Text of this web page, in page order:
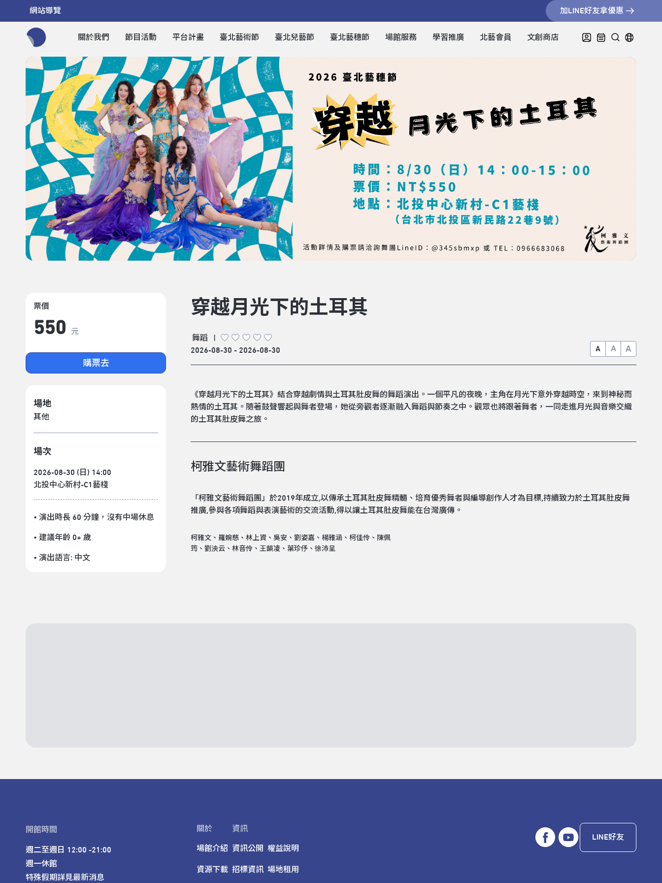
網站導覽 加LINE好友拿優惠
關於我們 節目活動 平台計畫 臺北藝術節 臺北兒藝節 臺北藝穗節 場館服務 學習推廣 北藝會員 文創商店
票價
550 元
購票去
場地
其他
場次
2026-08-30 (日) 14:00
北投中心新村-C1藝棧
• 演出時長 60 分鐘 ，沒有中場休息
• 建議年齡 0+ 歲
• 演出語言: 中文
穿越月光下的土耳其
舞蹈
2026-08-30 - 2026-08-30
A A A
《穿越月光下的土耳其》結合穿越劇情與土耳其肚皮舞的舞蹈演出。一個平凡的夜晚，主角在月光下意外穿越時空，來到神秘而
熱情的土耳其。隨著鼓聲響起與舞者登場，她從旁觀者逐漸融入舞蹈與節奏之中。觀眾也將跟著舞者，一同走進月光與音樂交織
的土耳其肚皮舞之旅。
柯雅文藝術舞蹈團
「柯雅文藝術舞蹈團」於2019年成立,以傳承土耳其肚皮舞精髓、培育優秀舞者與編導創作人才為目標,持續致力於土耳其肚皮舞
推廣,參與各項舞蹈與表演藝術的交流活動,得以讓土耳其肚皮舞能在台灣廣傳。
柯雅文、羅婉慈、林上資、吳安、劉姿嘉、楊雅涵、柯佳伶、陳佩
筠、劉泱云、林音伶、王韻凌、葉珍伃、徐沛呈
開館時間
週二至週日 12:00 -21:00
週一休館
特殊假期詳見最新消息
關於
場館介紹
資源下載
資訊
資訊公開
招標資訊
權益說明
場地租用
LINE好友